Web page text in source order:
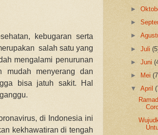
kebugaran serta
salah satu yang
mengalami penurunan
mudah menyerang dan
bisa jatuh sakit. Hal
di Indonesia ini
kekhawatiran di tengah
►
►
►
►Juli
►Juni
►
Mei
▼April